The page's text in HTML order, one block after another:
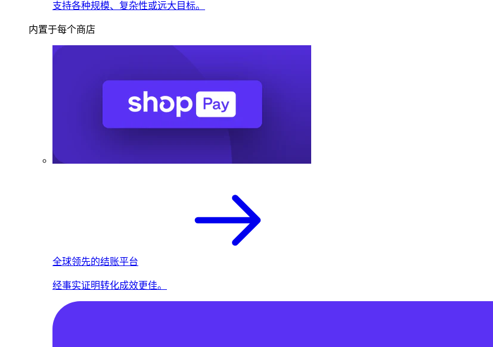
支持各种规模、复杂性或远大目标。
内置于每个商店
全球领先的结账平台
经事实证明转化成效更佳。